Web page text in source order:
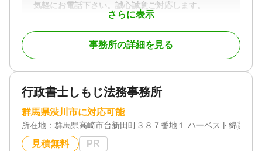
さらに表示
気軽にお電話下さい。誠心誠意ご対応します。
相続は人生の中でも大きな節目であり、専門的な知
識が求められる分野です。当事務所では、相続税申
告はもちろん、事前の相続対策から申告後のフォロ
ーまで一貫してサポートしております。お客様一人
ご相談いただける体制を整えておりますので、どう
群馬県全域
事務所の詳細を見る
行政書士しもじ法務事務所
群馬県渋川市に対応可能
所在地： 群馬県高崎市台新田町３８７番地１ ハーベスト綿貫第3
見積無料 PR